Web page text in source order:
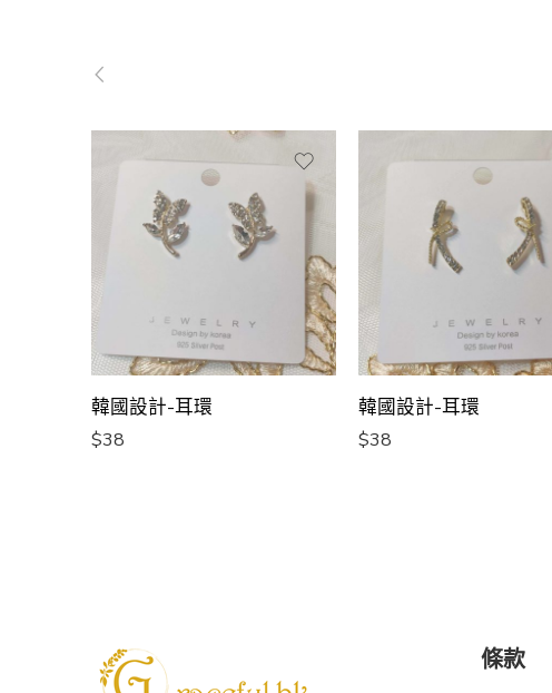
韓國設計-耳環
$38
韓國設計-耳環
$38
條款